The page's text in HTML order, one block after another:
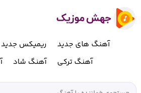
آهنگ های جدید ریمیکس جدید
آهنگ ترکی
آهنگ شاد